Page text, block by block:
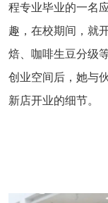
程专业毕业的一名
趣，在校期间，就
焙、咖啡生豆分级
创业空间后，她与
新店开业的细节